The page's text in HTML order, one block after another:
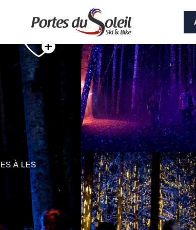
À LES